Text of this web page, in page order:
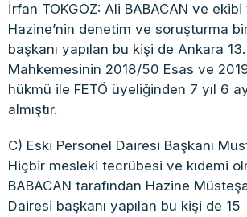
İrfan TOKGÖZ: Ali BABACAN ve ekibi
Hazine’nin denetim ve soruşturma
başkanı yapılan bu kişi de Ankara
Mahkemesinin 2018/50 Esas ve
hükmü ile FETÖ üyeliğinden 7 yıl 6
almıştır.
C) Eski Personel Dairesi Başkanı
Hiçbir mesleki tecrübesi ve kıdemi
BABACAN tarafından Hazine
Dairesi başkanı yapılan bu kişi de 15